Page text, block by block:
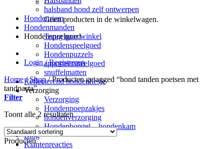
halsband hond zelf ontwerpen
Hondenriem
Hondenmanden
Hondenspeelgoed
Hondenspeelgoed
Hondenpuzzels
apporteerspeelgoed
snuffelmatten
Reflecterend hondenhesje
Verzorging
Verzorging
Hondenpoepzakjes
hondenverzorging
Hondenborstel – hondenkam
Blog
Klantenreacties
Geen producten in de winkelwagen.
Terug naar winkel
Login / Registreren
Home / Shop /Producten getagged “hond tanden poetsen met
tandpasta”
Filter
Toont alle 2 resultaten
Producten